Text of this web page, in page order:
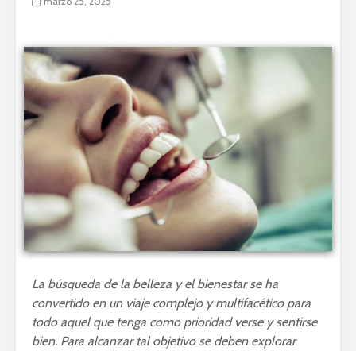
La búsqueda de la belleza y el bienestar se ha
convertido en un viaje complejo y multifacético para
todo aquel que tenga como prioridad verse y sentirse
bien. Para alcanzar tal objetivo se deben explorar